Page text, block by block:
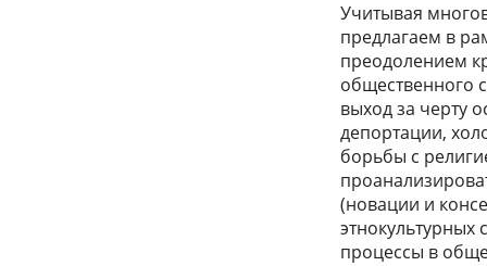
Учитывая
предлагаем в
преодолением
общественного
выход за черту
депортации,
борьбы с
(новации и
процессы в